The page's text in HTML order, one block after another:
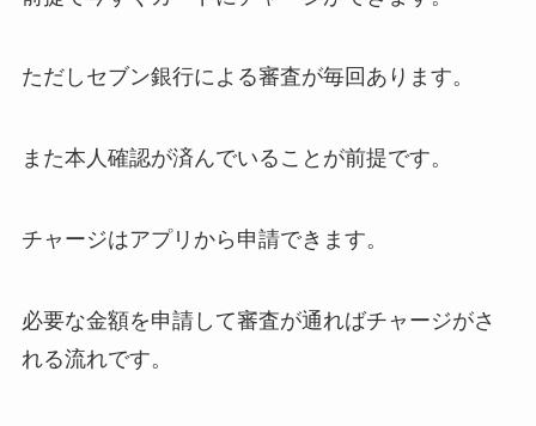
ただしセブン銀行による審査が毎回あります。
また本人確認が済んでいることが前提です。
チャージはアプリから申請できます。
必要な金額を申請して審査が通ればチャージがさ
れる流れです。